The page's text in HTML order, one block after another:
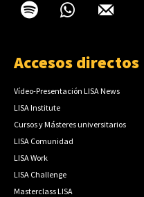
Accesos directos
Vídeo-Presentación LISA News
LISA Institute
Cursos y Másteres universitarios
LISA Comunidad
LISA Work
LISA Challenge
Masterclass LISA